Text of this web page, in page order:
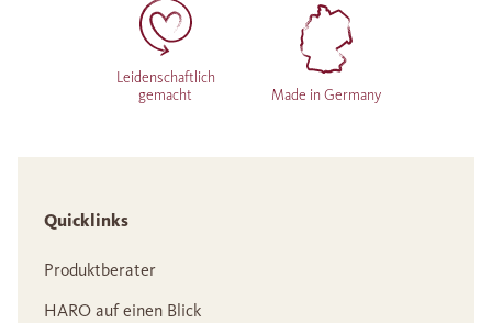
Leidenschaftlich
gemacht
Made in Germany
Quicklinks
Produktberater
HARO auf einen Blick